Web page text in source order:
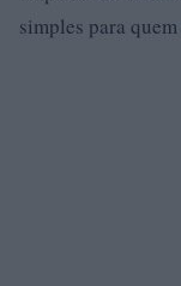
simples para